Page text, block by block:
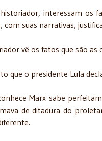
interessam os
com suas narrativas,
vê os fatos que são as
que o presidente Lula
Marx sabe
de ditadura do